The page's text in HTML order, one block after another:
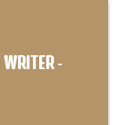
WRITER-